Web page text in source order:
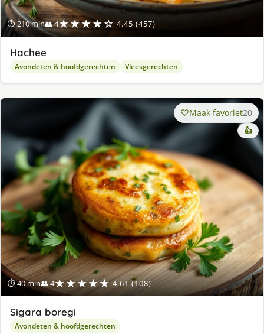
⏱ 210 min👥 4★★★★☆ 4.45 (457)
Hachee
Avondeten & hoofdgerechten Vleesgerechten
⏱ 40 min👥 4★★★★★ 4.61 (108)
Maak favoriet20
👍
Sigara boregi
Avondeten & hoofdgerechten